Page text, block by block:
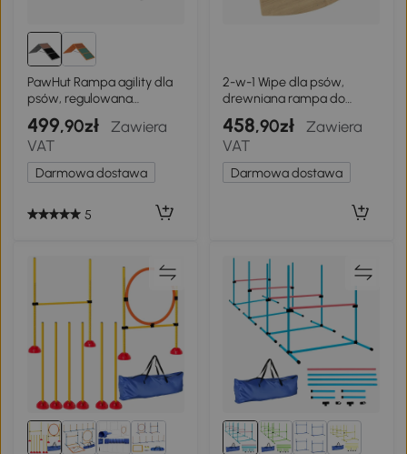
PawHut Rampa agility dla
psów, regulowana
wysokość, sprzęt agility z
antypoślizgową
powierzchnią, do 40 kg, 173
x 59 x 66 cm, szary
499,90zł
Zawiera
VAT
Darmowa dostawa
5
2-w-1 Wipe dla psów,
drewniana rampa do
agility, stabilna
458,90zł
Zawiera
VAT
Darmowa dostawa